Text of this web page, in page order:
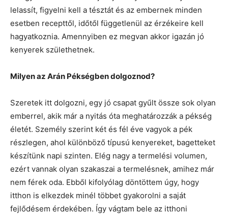
lelassít, figyelni kell a tésztát és az embernek minden
esetben recepttől, időtől függetlenül az érzékeire kell
hagyatkoznia. Amennyiben ez megvan akkor igazán jó
kenyerek születhetnek.
Milyen az Arán Pékségben dolgoznod?
Szeretek itt dolgozni, egy jó csapat gyűlt össze sok olyan
emberrel, akik már a nyitás óta meghatározzák a pékség
életét. Személy szerint két és fél éve vagyok a pék
részlegen, ahol különböző típusú kenyereket, bagetteket
készítünk napi szinten. Elég nagy a termelési volumen,
ezért vannak olyan szakaszai a termelésnek, amihez már
nem férek oda. Ebből kifolyólag döntöttem úgy, hogy
itthon is elkezdek minél többet gyakorolni a saját
fejlődésem érdekében. Így vágtam bele az itthoni